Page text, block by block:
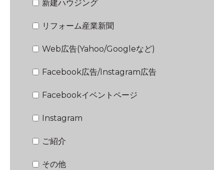
新建ハウジング
リフォーム産業新聞
Web広告(Yahoo/Googleなど)
Facebook広告/Instagram広告
Facebookイベントページ
Instagram
ご紹介
その他